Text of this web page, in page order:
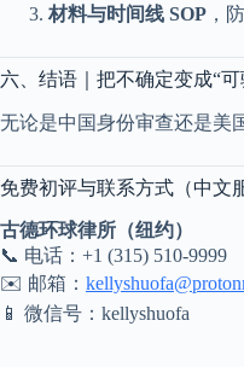
材料与时间线 SOP ，
六、结语｜把不确定变成“
无论是中国身份审查还是美
免费初评与联系方式（中文
古德环球律所（纽约）
📞 电话：+1 (315) 510-9999
✉️ 邮箱：
📱 微信号：kellyshuofa